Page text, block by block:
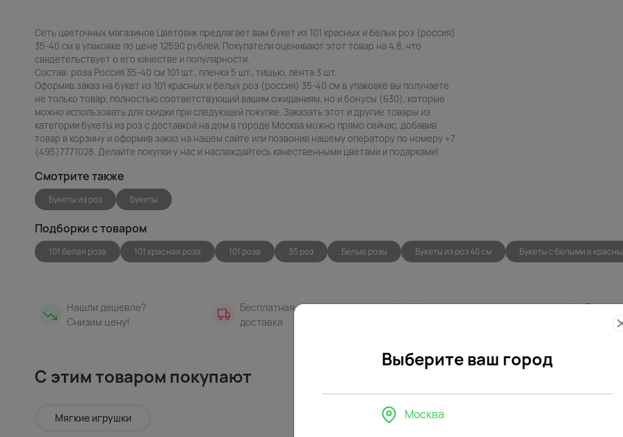
Сеть цветочных магазинов Цветовик предлагает вам букет из 101 красных и белых роз (россия)
35-40 см в упаковке по цене 12590 рублей. Покупатели оценивают этот товар на 4.8, что
свидетельствует о его качестве и популярности.
Состав: роза Россия 35-40 см 101 шт., пленка 5 шт., тишью, лента 3 шт.
Оформив заказ на букет из 101 красных и белых роз (россия) 35-40 см в упаковке вы получаете
не только товар, полностью соответствующий вашим ожиданиям, но и бонусы (630), которые
можно использовать для скидки при следующей покупке. Заказать этот и другие товары из
категории букеты из роз с доставкой на дом в городе Москва можно прямо сейчас, добавив
товар в корзину и оформив заказ на нашем сайте или позвонив нашему оператору по номеру +7
(495)7771028. Делайте покупки у нас и наслаждайтесь качественными цветами и подарками!
Смотрите также
Букеты из роз Букеты
Подборки с товаром
101 белая роза 101 красная роза 101 роза 35 роз Белые розы Букеты из роз 40 см Букеты с белыми и
Нашли дешевле?
Снизим цену!
Бесплатная
доставка
Фото
С этим товаром покупают
Мягкие игрушки
Выберите ваш город
Москва